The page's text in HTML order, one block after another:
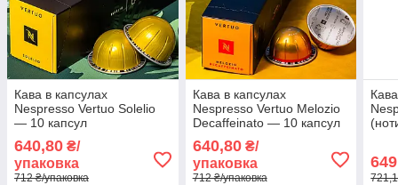
Кава в капсулах
Nespresso Vertuo Solelio
— 10 капсул
640,80 ₴/
упаковка
712 ₴/упаковка
Кава в капсулах
Nespresso Vertuo Melozio
Decaffeinato — 10 капсул
640,80₴/
упаковка
712 ₴/упаковка
649